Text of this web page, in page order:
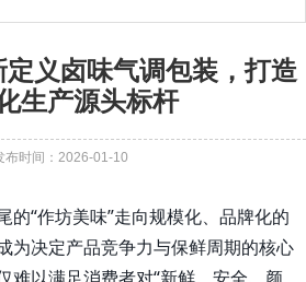
义卤味气调包装，打造
生产源头标杆
布时间：2026-01-10
的“作坊美味”走向规模化、品牌化的
为决定产品竞争力与保鲜周期的核心